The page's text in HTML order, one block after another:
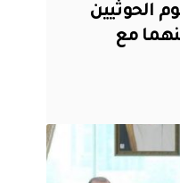
الحوثيين
مع